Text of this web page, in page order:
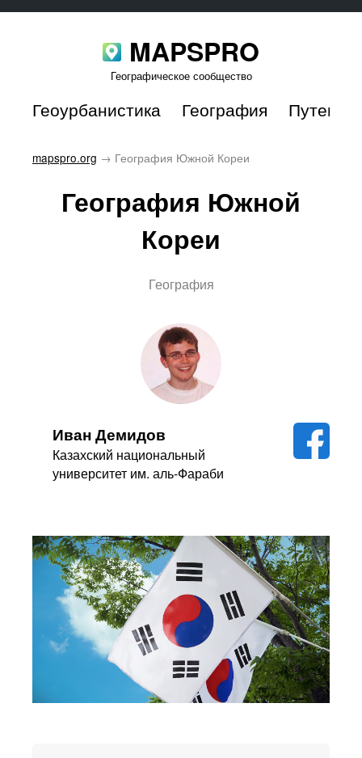
MAPSPRO
Географическое сообщество
Геоурбанистика География
mapspro.org → География Южной Кореи
География Южной
Кореи
География
Иван Демидов
Казахский национальный
университет им. аль-Фараби